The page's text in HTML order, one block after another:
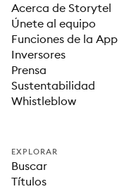
Acerca de Storytel
Únete al equipo
Funciones de la App
Inversores
Prensa
Sustentabilidad
Whistleblow
EXPLORAR
Buscar
Títulos